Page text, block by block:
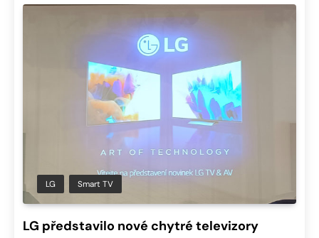
LG Smart TV
LG představilo nové chytré televizory